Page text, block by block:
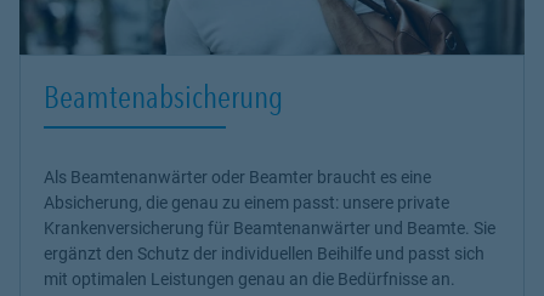
Beamtenabsicherung
Als Beamtenanwärter oder Beamter braucht es eine
Absicherung, die genau zu einem passt: unsere private
Krankenversicherung für Beamtenanwärter und Beamte. Sie
ergänzt den Schutz der individuellen Beihilfe und passt sich
mit optimalen Leistungen genau an die Bedürfnisse an.